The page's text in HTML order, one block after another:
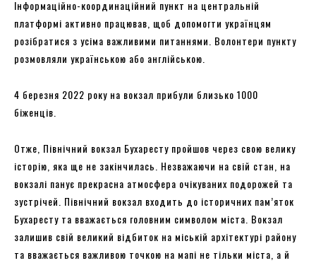
Інформаційно-координаційний пункт на центральній
платформі активно працював, щоб допомогти українцям
розібратися з усіма важливими питаннями. Волонтери пункту
розмовляли українською або англійською.
4 березня 2022 року на вокзал прибули близько 1000
біженців.
Отже, Північний вокзал Бухаресту пройшов через свою велику
історію, яка ще не закінчилась. Незважаючи на свій стан, на
вокзалі панує прекрасна атмосфера очікуваних подорожей та
зустрічей. Північний вокзал входить до історичних пам’яток
Бухаресту та вважається головним символом міста. Вокзал
залишив свій великий відбиток на міській архітектурі району
та вважається важливою точкою на мапі не тільки міста, а й